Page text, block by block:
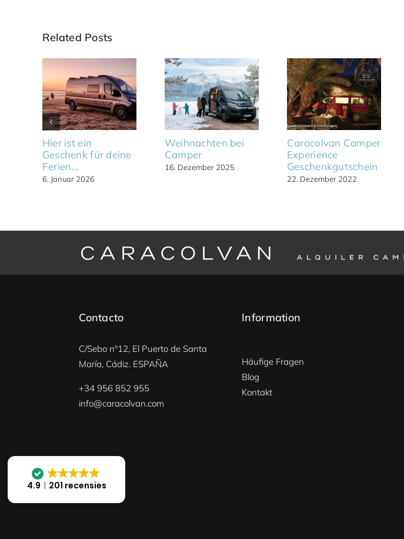
Related Posts
Hier ist ein
Geschenk für deine
Ferien...
6. Januar 2026
Weihnachten bei
Camper
16. Dezember 2025
Caracolvan Camper
Experience
Geschenkgutschein
22. Dezember 2022
Contacto
C/Sebo nº12, El Puerto de Santa
María, Cádiz. ESPAÑA
+34 956 852 955
info@caracolvan.com
Information
Häufige Fragen
Blog
Kontakt
4.9 201 recensies